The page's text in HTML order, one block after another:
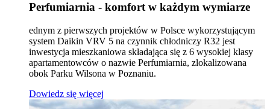
Perfumiarnia - komfort w każdym wymiarze
ednym z pierwszych projektów w Polsce wykorzystującym
system Daikin VRV 5 na czynnik chłodniczy R32 jest
inwestycja mieszkaniowa składająca się z 6 wysokiej klasy
apartamentowców o nazwie Perfumiarnia, zlokalizowana
obok Parku Wilsona w Poznaniu.
Dowiedz się więcej